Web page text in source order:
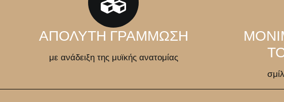
ΑΠΟΛΥΤΗ ΓΡΑΜΜΩΣΗ
με ανάδειξη της μυϊκής ανατομίας